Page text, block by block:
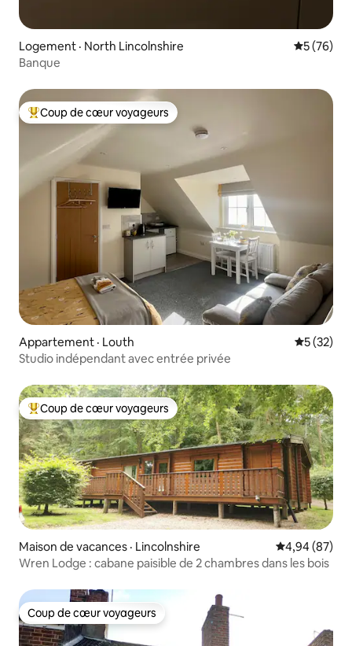
Logement · North Lincolnshire Note
5 (76)
Banque
Coup de cœur voyageurs parmi les plus aimés
Coup de cœur voyageurs
Appartement · Louth Note
5 (32)
Studio indépendant avec entrée privée
Coup de cœur voyageurs parmi les plus aimés
Coup de cœur voyageurs
Maison de vacances · Lincolnshire Note
4,94 (87)
Wren Lodge : cabane paisible de 2 chambres dans les bois
Coup de cœur voyageurs
Coup de cœur voyageurs